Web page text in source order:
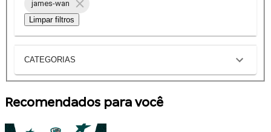
james-wan
Limpar filtros
CATEGORIAS
Recomendados para você